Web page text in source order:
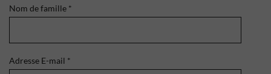
Nom de famille *
Adresse E-mail *